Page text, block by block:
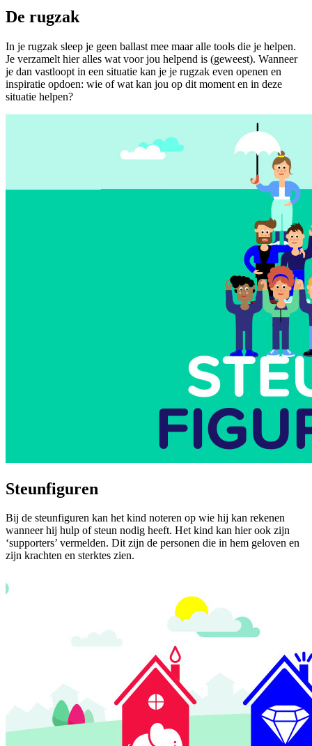
De rugzak
In je rugzak sleep je geen ballast mee maar alle tools die je helpen.
Je verzamelt hier alles wat voor jou helpend is (geweest). Wanneer
je dan vastloopt in een situatie kan je je rugzak even openen en
inspiratie opdoen: wie of wat kan jou op dit moment en in deze
situatie helpen?
Steunfiguren
Bij de steunfiguren kan het kind noteren op wie hij kan rekenen
wanneer hij hulp of steun nodig heeft. Het kind kan hier ook zijn
‘supporters’ vermelden. Dit zijn de personen die in hem geloven en
zijn krachten en sterktes zien.